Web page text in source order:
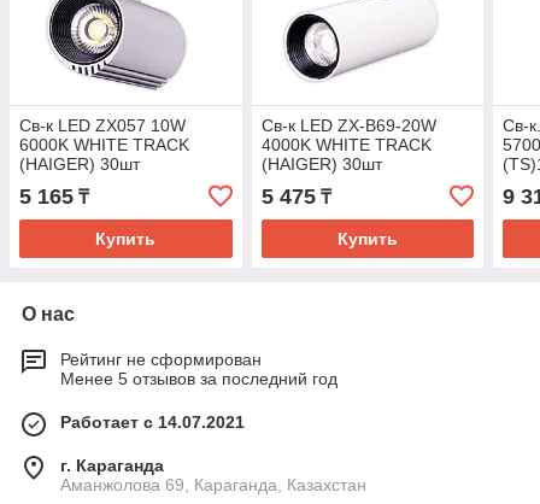
Св-к LED ZX057 10W
6000K WHITE TRACK
(HAIGER) 30шт
5 165 ₸
Купить
Св-к LED ZX-B69-20W
4000K WHITE TRACK
(HAIGER) 30шт
5 475₸
Купить
Св-
9
О нас
Рейтинг не сформирован
Менее 5 отзывов за последний год
Работает с 14.07.2021
г. Караганда
Аманжолова 69, Караганда, Казахстан